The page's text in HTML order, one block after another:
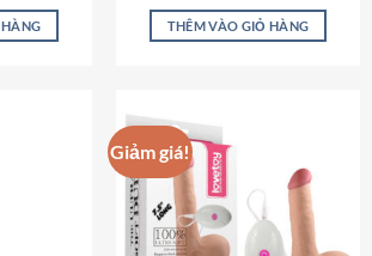
₫.
tại
hạng4.89
5 sao là:
1,800,000 ₫.
THÊM VÀO GIỎ HÀNG
Giảm giá!